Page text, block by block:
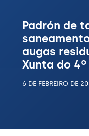
Padrón de
augas
Xunta do
6 DE FEBREIRO DE